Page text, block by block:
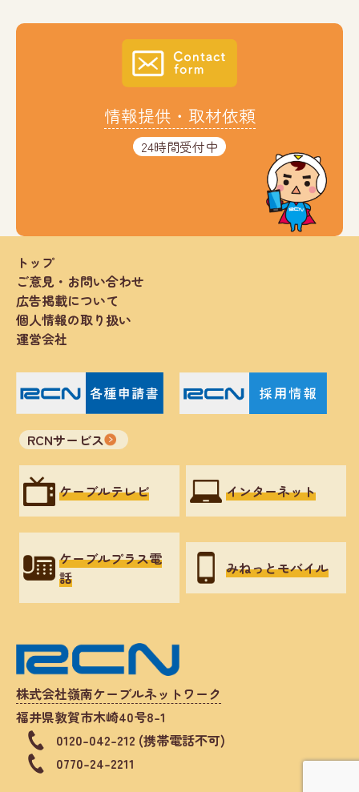
情報提供・取材依頼
24時間受付中
株式会社嶺南ケーブルネットワーク
福井県敦賀市木崎40号8-1
0120-042-212 (携帯電話不可)
0770-24-2211
トップ
ご意見・お問い合わせ
広告掲載について
個人情報の取り扱い
運営会社
RCNサービス
ケーブルテレビ インターネット
ケーブルプラス電
話
みねっとモバイル